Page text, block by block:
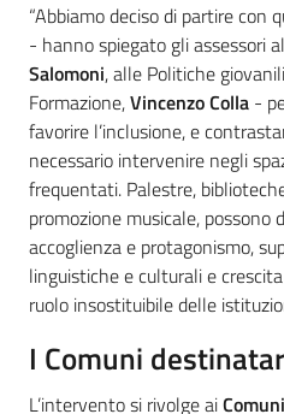
“Abbiamo deciso di partire
- hanno spiegato gli assessori
Salomoni, alle Politiche
Formazione,Vincenzo Colla -
favorire l’inclusione, e
necessario intervenire negli
frequentati. Palestre,
promozione musicale, possono
accoglienza e protagonismo,
linguistiche e culturali e
ruolo insostituibile delle
I Comuni
L’intervento si rivolge ai